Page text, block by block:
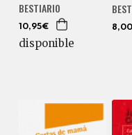
BESTIARIO
10,95€
disponible